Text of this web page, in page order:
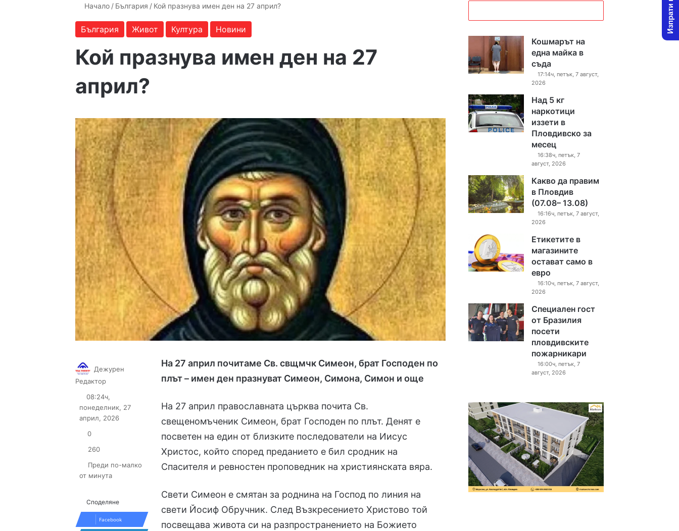
Начало / България / Кой празнува имен ден на 27 април?
България Живот Култура Новини
Кой празнува имен ден на 27
април?
На 27 април почитаме Св. свщмчк Симеон, брат Господен по
плът – имен ден празнуват Симеон, Симона, Симон и още
На 27 април православната църква почита Св.
свещеномъченик Симеон, брат Господен по плът. Денят е
посветен на един от близките последователи на Иисус
Христос, който според преданието е бил сродник на
Спасителя и ревностен проповедник на християнската вяра.
Свети Симеон е смятан за роднина на Господ по линия на
свети Йосиф Обручник. След Възкресението Христово той
посвещава живота си на разпространението на Божието
Дежурен
Редактор
08:24ч,
понеделник, 27
април, 2026
0
260
Преди по-малко
от минута
Споделяне
Facebook
Кошмарът на
една майка в
съда
17:14ч, петък, 7 август,
2026
Над 5 кг
наркотици
иззети в
Пловдивско за
месец
16:38ч, петък, 7
август, 2026
Какво да правим
в Пловдив
(07.08– 13.08)
16:16ч, петък, 7 август,
2026
Етикетите в
магазините
остават само в
евро
16:10ч, петък, 7 август,
2026
Специален гост
от Бразилия
посети
пловдивските
пожарникари
16:00ч, петък, 7
август, 2026